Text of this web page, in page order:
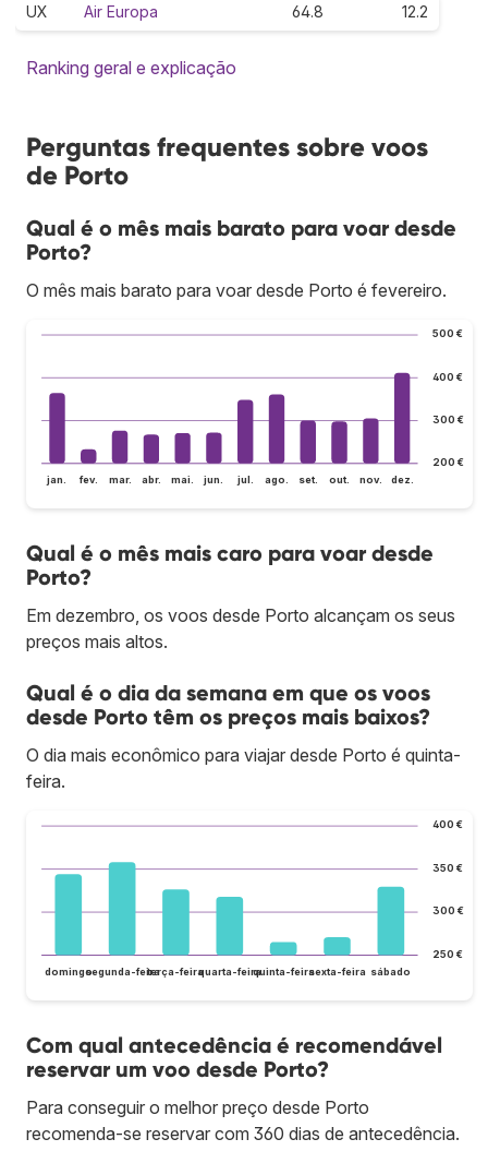
UX Air Europa 64.8 12.2
Ranking geral e explicação
Perguntas frequentes sobre voos
de Porto
Qual é o mês mais barato para voar desde
Porto?
O mês mais barato para voar desde Porto é fevereiro.
200 €
300 €
400 €
500 €
jan. fev. mar. abr. mai. jun. jul. ago. set. out. nov. dez.
Qual é o mês mais caro para voar desde
Porto?
Em dezembro, os voos desde Porto alcançam os seus
preços mais altos.
Qual é o dia da semana em que os voos
desde Porto têm os preços mais baixos?
O dia mais econômico para viajar desde Porto é quinta-
feira.
250 €
300 €
350 €
400 €
domingosegunda-feiraterça-feiraquarta-feiraquinta-feirasexta-feira sábado
Com qual antecedência é recomendável
reservar um voo desde Porto?
Para conseguir o melhor preço desde Porto
recomenda-se reservar com 360 dias de antecedência.